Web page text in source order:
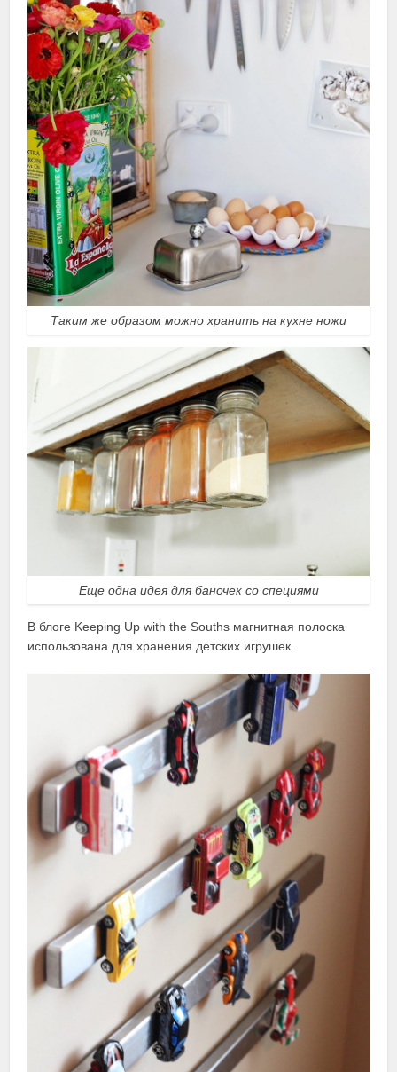
Таким же образом можно хранить на кухне ножи
Еще одна идея для баночек со специями
В блоге Keeping Up with the Souths магнитная полоска
использована для хранения детских игрушек.